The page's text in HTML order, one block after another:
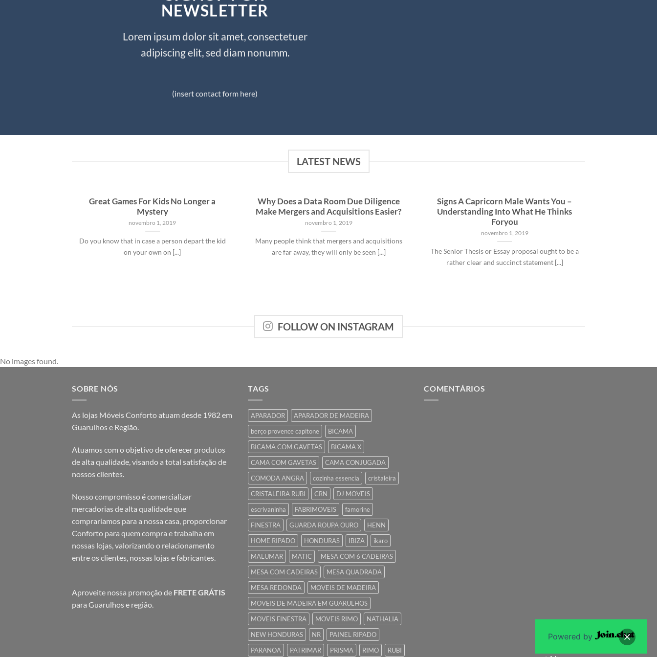
NEWSLETTER
Lorem ipsum dolor sit amet, consectetuer
adipiscing elit, sed diam nonumm.
(insert contact form here)
LATEST NEWS
Great Games For Kids No Longer a
Mystery
novembro 1, 2019
Do you know that in case a person depart the kid
on your own on [...]
Why Does a Data Room Due Diligence
Make Mergers and Acquisitions Easier?
novembro 1, 2019
Many people think that mergers and acquisitions
are far away, they will only be seen [...]
Signs A Capricorn Male Wants You –
Understanding Into What He Thinks
Foryou
novembro 1, 2019
The Senior Thesis or Essay proposal ought to be a
rather clear and succinct statement [...]
FOLLOW ON INSTAGRAM
No images found.
SOBRE NÓS
As lojas Móveis Conforto atuam desde 1982 em
Guarulhos e Região.
Atuamos com o objetivo de oferecer produtos
de alta qualidade, visando a total satisfação de
nossos clientes.
Nosso compromisso é comercializar
mercadorias de alta qualidade que
compraríamos para a nossa casa, proporcionar
Conforto para quem compra e trabalha em
nossas lojas, valorizando o relacionamento
entre os clientes, nossas lojas e fabricantes.
Aproveite nossa promoção de FRETE GRÁTIS
para Guarulhos e região.
TAGS
APARADOR
APARADOR DE MADEIRA
berço provence capitone
BICAMA
BICAMA COM GAVETAS
BICAMA X
CAMA COM GAVETAS
CAMA CONJUGADA
COMODA ANGRA
cozinha essencia
cristaleira
CRISTALEIRA RUBI
CRN
DJ MOVEIS
escrivaninha
FABRIMOVEIS
famorine
FINESTRA
GUARDA ROUPA OURO
HENN
HOME RIPADO
HONDURAS IBIZA
ikaro
MALUMAR
MATIC
MESA COM 6 CADEIRAS
MESA COM CADEIRAS
MESA QUADRADA
MESA REDONDA
MOVEIS DE MADEIRA
MOVEIS DE MADEIRA EM GUARULHOS
MOVEIS FINESTRA
MOVEIS RIMO
NATHALIA
NEW HONDURAS
NR
PAINEL RIPADO
PARANOA
PATRIMAR PRISMA RIMO RUBI
COMENTÁRIOS
Powered by